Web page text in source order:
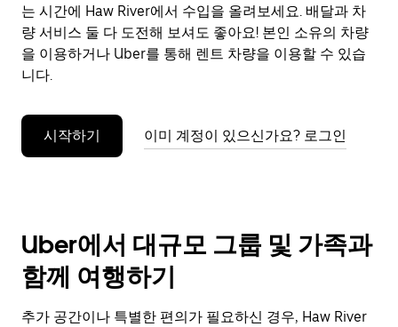
으
려
면
Esc
키
누
세
는 시간에 Haw River에서 수입을 올려보세요. 배달과 차
량 서비스 둘 다 도전해 보셔도 좋아요! 본인 소유의 차량
을 이용하거나 Uber를 통해 렌트 차량을 이용할 수 있습
니다.
시작하기 이미 계정이 있으신가요? 로그인
Uber에서 대규모 그룹 및 가족과
함께 여행하기
추가 공간이나 특별한 편의가 필요하신 경우, Haw River